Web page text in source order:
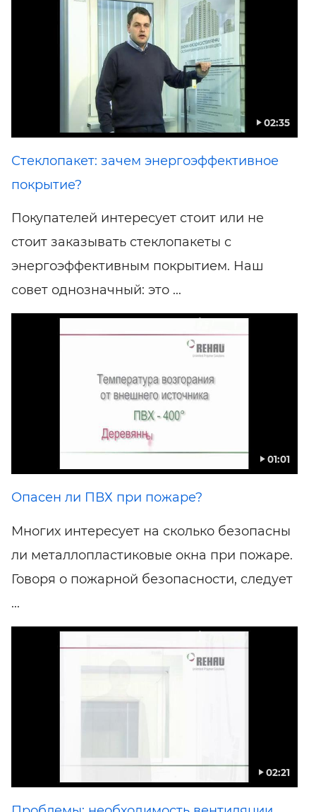
02:35
Стеклопакет: зачем энергоэффективное
покрытие?
Покупателей интересует стоит или не
стоит заказывать стеклопакеты с
энергоэффективным покрытием. Наш
совет однозначный: это ...
01:01
Опасен ли ПВХ при пожаре?
Многих интересует на сколько безопасны
ли металлопластиковые окна при пожаре.
Говоря о пожарной безопасности, следует
...
02:21